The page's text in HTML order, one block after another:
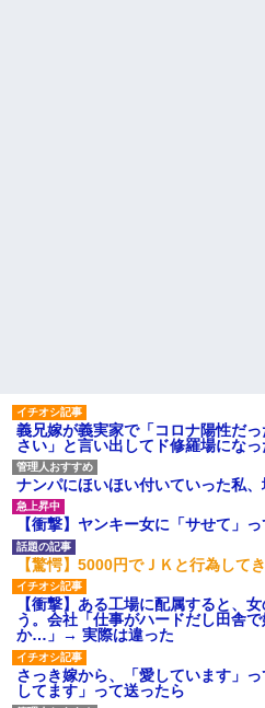
は出てけ！二度と来るな！」結
果・・・
私「初めて飲む味だけどなん
のお茶？」彼「ちっ！」私「」
【GIF】JSのカンチョーワロ
タ
後続車にクラクションを鳴ら
され彼氏が逆切れ。「何クラク
ション鳴らしてんだ！降りてこ
いよ！」と怒鳴りだし...
【衝撃】報酬100万円超の治験
募集がこちらｗｗｗｗｗ(※画像
あり)
【ネット騒然】惨殺されたタ
ワマン頂き女子のこの動画、す
げえええええｗｗｗｗｗｗｗｗ
ｗｗｗ
義兄嫁が義実家で「コロナ陽性だ
さい」と言い出してド修羅場になっ
ナンパにほいほい付いていった私
【衝撃】ヤンキー女に「サせて」
【驚愕】5000円でＪＫと行為して
【衝撃】ある工場に配属すると、
う。会社「仕事がハードだし田舎
か…」→ 実際は違った
さっき嫁から、「愛しています」
してます」って送ったら